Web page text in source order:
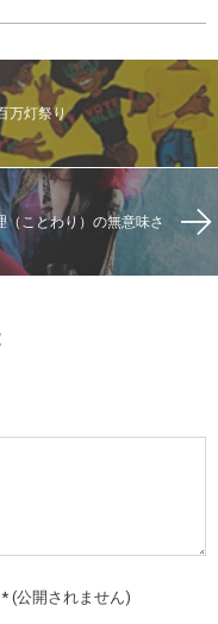
万灯祭り
ことわり）の無意味さ
* (公開されません)